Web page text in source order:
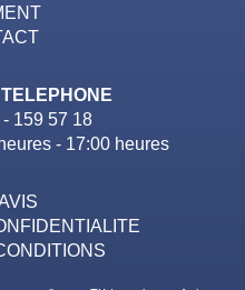
159 57 18
- 17:00 heures